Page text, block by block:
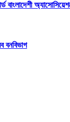
বাংলাদেশী
বনবিভাগ